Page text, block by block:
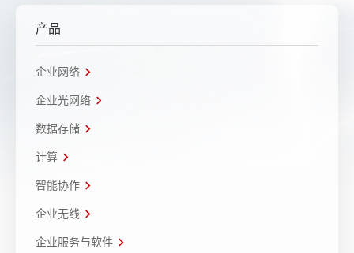
产品
企业网络
企业光网络
数据存储
计算
智能协作
企业无线
企业服务与软件